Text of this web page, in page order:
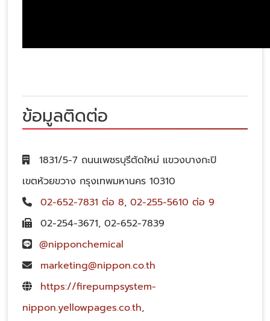
ข้อมูลติดต่อ
1831/5-7 ถนนเพชรบุรีตัดใหม่ แขวงบางกะปิ
เขตห้วยขวาง กรุงเทพมหานคร 10310
02-652-7831 ต่อ 8, 02-255-5610 ต่อ 9
02-254-3671, 02-652-7839
@nipponchemical
marketing@nippon.co.th
https://firepumpsystem-
nippon.yellowpages.co.th,